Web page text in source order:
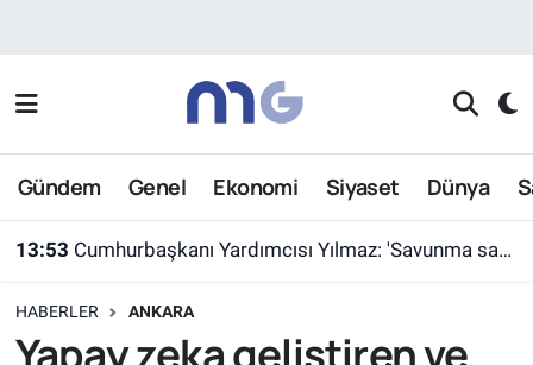
Gündem Genel Ekonomi Siyaset Dünya
13:53 Cumhurbaşkanı Yardımcısı Yılmaz: 'Savunma sanayiinde hedefimiz en kısa sürede ülkemizi ilk 10 ihracatçı ülke arasına sokmak'
HABERLER ANKARA
Nöbetçi Eczaneler
Hava Durumu
Süper Lig Puan Durumu ve Fikstür